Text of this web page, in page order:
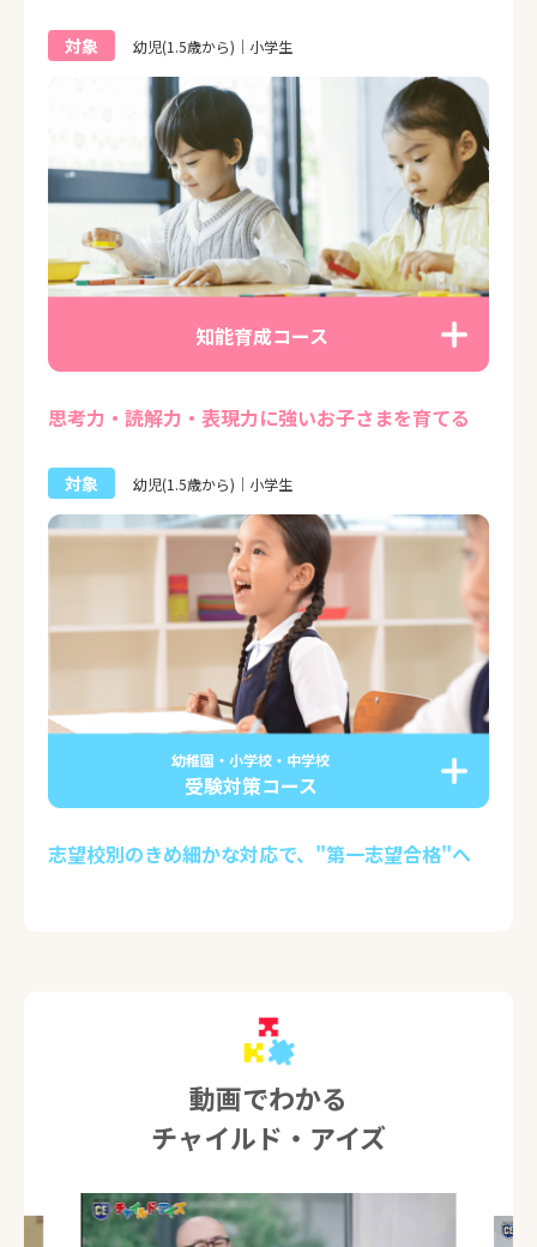
対象 幼児(1.5歳から)｜小学生
知能育成コース
思考力・読解力・表現力に強いお子さまを育てる
対象 幼児(1.5歳から)｜小学生
幼稚園・小学校・中学校
受験対策コース
志望校別のきめ細かな対応で、"第一志望合格"へ
動画でわかる
チャイルド・アイズ